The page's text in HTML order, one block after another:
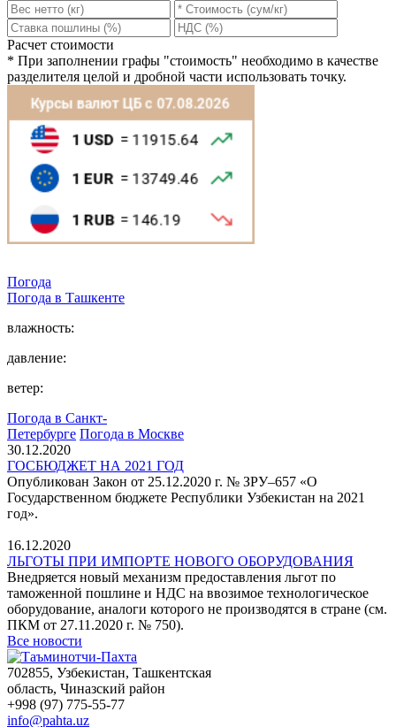
Расчет стоимости
* При заполнении графы "стоимость" необходимо в качестве
разделителя целой и дробной части использовать точку.
Погода
Погода в Ташкентe
влажность:
давление:
ветер:
Погода в Санкт-
Петербурге Погода в Москве
30.12.2020
ГОСБЮДЖЕТ НА 2021 ГОД
Опубликован Закон от 25.12.2020 г. № ЗРУ–657 «О
Государственном бюджете Республики Узбекистан на 2021
год».
16.12.2020
ЛЬГОТЫ ПРИ ИМПОРТЕ НОВОГО ОБОРУДОВАНИЯ
Внедряется новый механизм предоставления льгот по
таможенной пошлине и НДС на ввозимое технологическое
оборудование, аналоги которого не производятся в стране (см.
ПКМ от 27.11.2020 г. № 750).
Все новости
702855, Узбекистан, Ташкентская
область, Чиназский район
+998 (97) 775-55-77
info@pahta.uz